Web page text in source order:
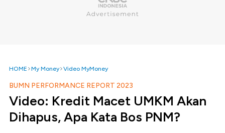
HOME My Money Video MyMoney
BUMN PERFORMANCE REPORT 2023
Video: Kredit Macet UMKM Akan
Dihapus, Apa Kata Bos PNM?